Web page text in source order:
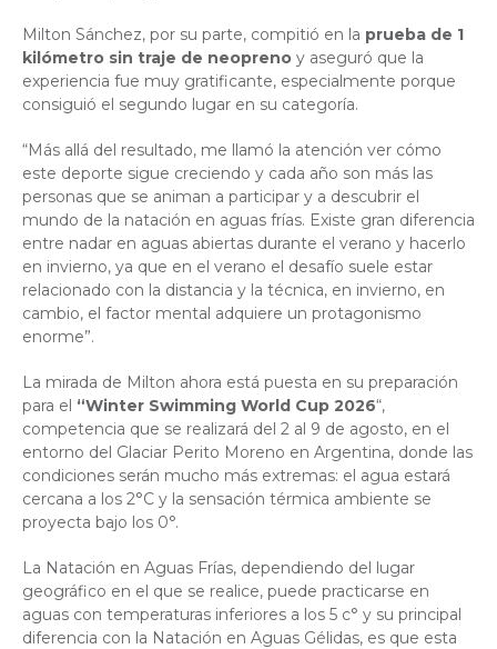
Milton Sánchez, por su parte, compitió en la prueba de 1
kilómetro sin traje de neopreno y aseguró que la
experiencia fue muy gratificante, especialmente porque
consiguió el segundo lugar en su categoría.
“Más allá del resultado, me llamó la atención ver cómo
este deporte sigue creciendo y cada año son más las
personas que se animan a participar y a descubrir el
mundo de la natación en aguas frías. Existe gran diferencia
entre nadar en aguas abiertas durante el verano y hacerlo
en invierno, ya que en el verano el desafío suele estar
relacionado con la distancia y la técnica, en invierno, en
cambio, el factor mental adquiere un protagonismo
enorme”.
La mirada de Milton ahora está puesta en su preparación
para el “Winter Swimming World Cup 2026“,
competencia que se realizará del 2 al 9 de agosto, en el
entorno del Glaciar Perito Moreno en Argentina, donde las
condiciones serán mucho más extremas: el agua estará
cercana a los 2°C y la sensación térmica ambiente se
proyecta bajo los 0°.
La Natación en Aguas Frías, dependiendo del lugar
geográfico en el que se realice, puede practicarse en
aguas con temperaturas inferiores a los 5 c° y su principal
diferencia con la Natación en Aguas Gélidas, es que esta